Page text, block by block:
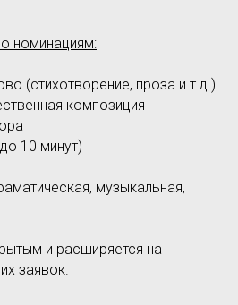
номинациям:
(стихотворение, проза и т.д.)
композиция
10 минут)
музыкальная,
и расширяется на
заявок.